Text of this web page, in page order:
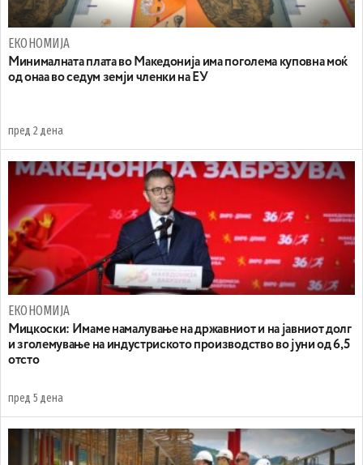
ЕКОНОМИЈА
Минималната плата во Македонија има поголема куповна моќ
од онаа во седум земји членки на ЕУ
пред 2 дена
ЕКОНОМИЈА
Mицкоски: Имаме намалување на државниот и на јавниот долг
и зголемување на индустриското производство во јуни од 6,5
отсто
пред 5 дена